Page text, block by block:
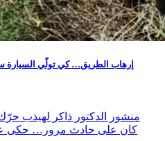
إرهاب الطريق… كي تولّي
منشور الدكتور ذاكر لهيذب
كان على حادث مرور… حكى